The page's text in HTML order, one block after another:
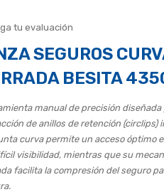
tu evaluación
SEGUROS
BESITA
manual de precisión
de anillos de retención (circlips)
curva permite un acceso óptimo
visibilidad, mientras que su
facilita la compresión del seguro